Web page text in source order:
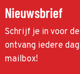
Nieuwsbrief
Schrijf je in voor
ontvang iedere
mailbox!